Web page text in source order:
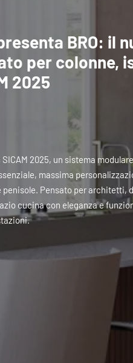
BRO: il
per colonne,
2025
2025, un sistema
massima
Pensato per architetti,
cucina con eleganza e